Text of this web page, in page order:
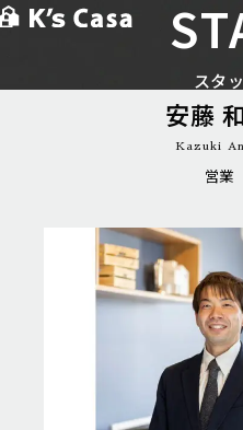
スタ
>安藤 和
安藤
Kazuki
営業